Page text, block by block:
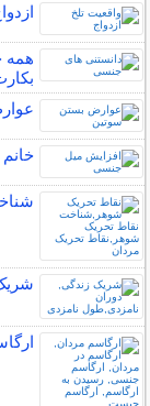
همه